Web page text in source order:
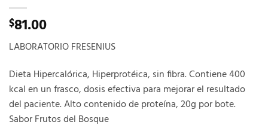
$81.00
LABORATORIO FRESENIUS
Dieta Hipercalórica, Hiperprotéica, sin fibra. Contiene 400
kcal en un frasco, dosis efectiva para mejorar el resultado
del paciente. Alto contenido de proteína, 20g por bote.
Sabor Frutos del Bosque